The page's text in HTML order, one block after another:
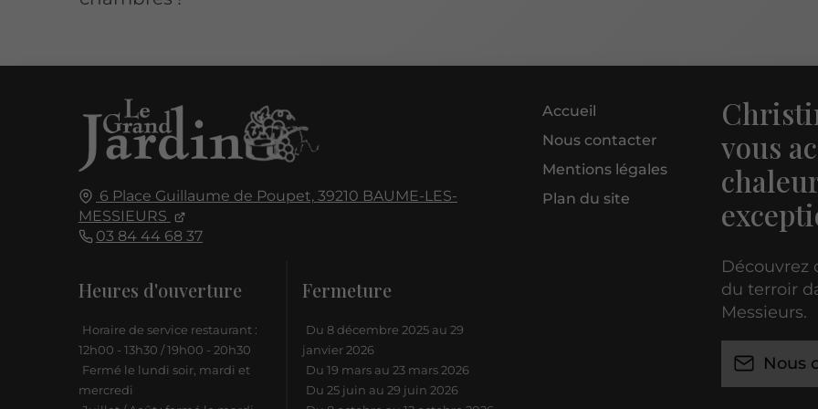
6 Place Guillaume de Poupet, 39210 BAUME-LES-
MESSIEURS
03 84 44 68 37
Heures d'ouverture
Horaire de service restaurant :
12h00 - 13h30 / 19h00 - 20h30
Fermé le lundi soir, mardi et
mercredi
Fermeture
Du 8 décembre 2025 au 29
janvier 2026
Du 19 mars au 23 mars 2026
Du 25 juin au 29 juin 2026
Accueil
Nous contacter
Mentions légales
Plan du site
vous
Découvrez
du terroir
Messieurs.
Nous